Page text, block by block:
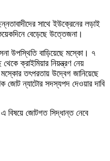
সাথে ইউক্রেনের লড়াই
বেড়েছে উত্তেজনা।
উপস্থিতি বাড়িয়েছে মস্কো। ৭
ক্রাইমিয়ার নিয়ন্ত্রণ নেয়
তৎপরতায় উদ্বেগ জানিয়েছে
জোট ন্যাটোর সদস্যপদ দেওয়ার দাবি
বিষয়ে জোটগত সিদ্ধান্ত নেবে